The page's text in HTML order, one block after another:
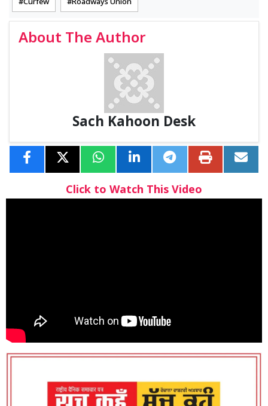
Curfew Roadways Union
About The Author
Sach Kahoon Desk
Click to Watch This Video